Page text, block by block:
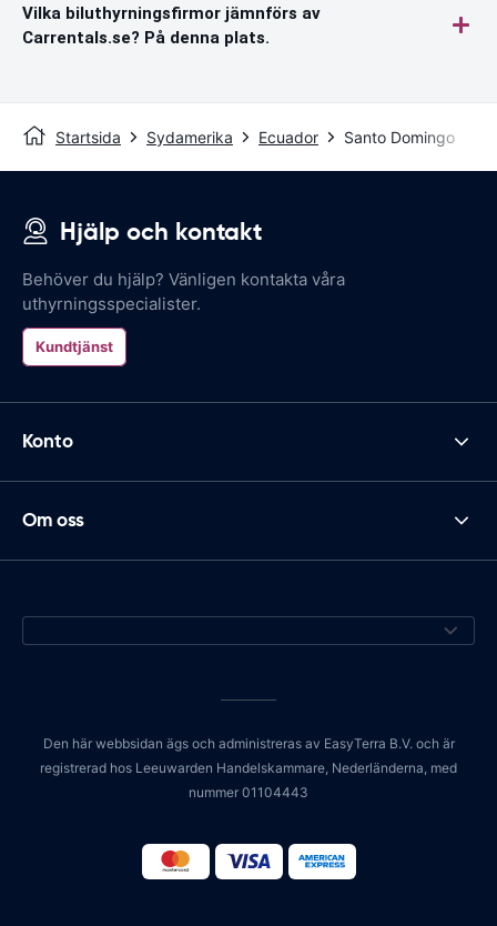
Vilka biluthyrningsfirmor jämnförs av
Carrentals.se? På denna plats.
Startsida Sydamerika Ecuador Santo Domingo
Hjälp och kontakt
Behöver du hjälp? Vänligen kontakta våra
uthyrningsspecialister.
Kundtjänst
Konto
Om oss
Den här webbsidan ägs och administreras av EasyTerra B.V. och är
registrerad hos Leeuwarden Handelskammare, Nederländerna, med
nummer 01104443